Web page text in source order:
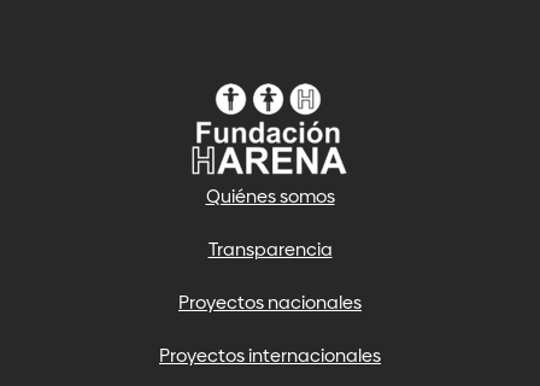
Quiénes somos
Transparencia
Proyectos nacionales
Proyectos internacionales